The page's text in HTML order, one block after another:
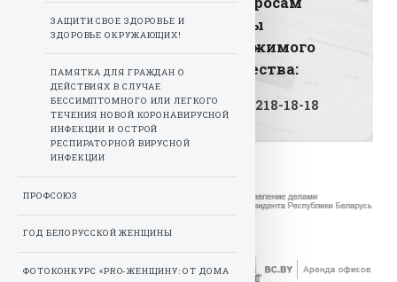
аренды
недвижимого
имущества:
+375 17 218-18-18
ЗАЩИТИ СВОЕ ЗДОРОВЬЕ И
ЗДОРОВЬЕ ОКРУЖАЮЩИХ!
ПАМЯТКА ДЛЯ ГРАЖДАН О
ДЕЙСТВИЯХ В СЛУЧАЕ
БЕССИМПТОМНОГО ИЛИ ЛЕГКОГО
ТЕЧЕНИЯ НОВОЙ КОРОНАВИРУСНОЙ
ИНФЕКЦИИ И ОСТРОЙ
РЕСПИРАТОРНОЙ ВИРУСНОЙ
ИНФЕКЦИИ
ПРОФСОЮЗ
ГОД БЕЛОРУССКОЙ ЖЕНЩИНЫ
ФОТОКОНКУРС «PRO-ЖЕНЩИНУ: ОТ ДОМА